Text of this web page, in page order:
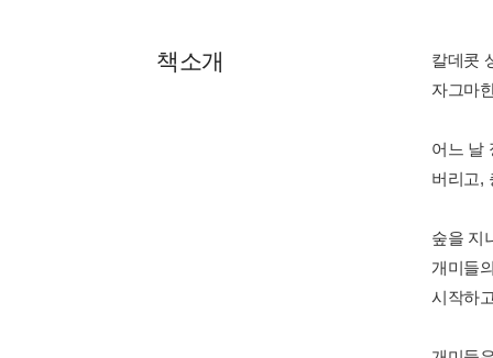
책소개
칼데콧
자그마
어느 날
버리고,
숲을 지
개미들
시작하